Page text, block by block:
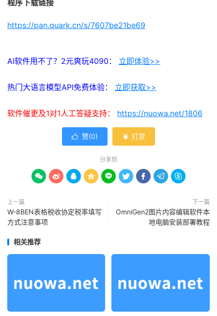
程序下载链接
https://pan.quark.cn/s/7607be21be69
AI软件用不了？2元爽玩4090： 立即体验>>
热门大语言模型API免费体验： 立即获取>>
软件催更及1对1人工答疑支持： https://nuowa.net/1806
 赞(0)  打赏
分享到
        
上一篇
W-8BEN表格税收协定税率填写
方式注意事项
下一篇
OmniGen2图片内容编辑软件本
地电脑安装部署教程
相关推荐